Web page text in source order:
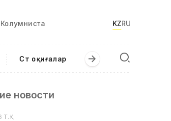
KZRU
Сәт оқиғалар
новости